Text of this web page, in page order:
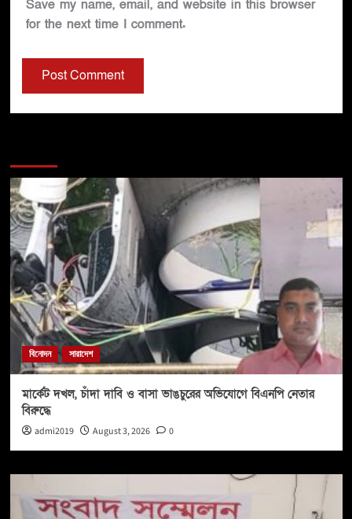
Save my name, email, and website in this browser
for the next time I comment.
বিনোদন সারাদেশ
মার্কেট দখল, চাঁদা দাবি ও বাসা ভাঙচুরের অভিযোগে বিএনপি নেতার
বিরুদ্ধে
admi2019 August 3, 2026 0